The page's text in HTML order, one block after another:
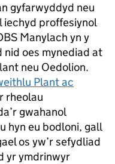
gyfarwyddyd neu
proffesiynol
Manylach yn y
oes mynediad at
neu Oedolion.
Plant ac
rheolau
gwahanol
hyn eu bodloni, gall
os yw’r sefydliad
yr ymdrinwyr